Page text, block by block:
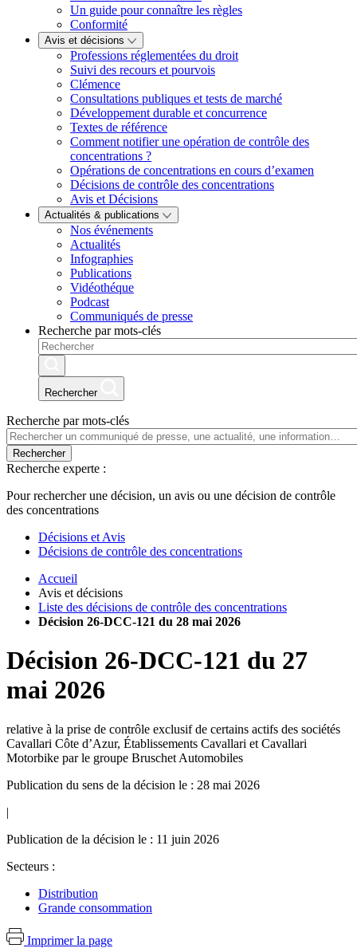
Un guide pour connaître les règles
Conformité
Avis et décisions
Professions réglementées du droit
Suivi des recours et pourvois
Clémence
Consultations publiques et tests de marché
Développement durable et concurrence
Textes de référence
Comment notifier une opération de contrôle des
concentrations ?
Opérations de concentrations en cours d’examen
Décisions de contrôle des concentrations
Avis et Décisions
Actualités & publications
Nos événements
Actualités
Infographies
Publications
Vidéothéque
Podcast
Communiqués de presse
Recherche par mots-clés
Rechercher
Recherche par mots-clés
Rechercher
Recherche experte :
Pour rechercher une décision, un avis ou une décision de contrôle
des concentrations
Décisions et Avis
Décisions de contrôle des concentrations
Accueil
Avis et décisions
Liste des décisions de contrôle des concentrations
Décision 26-DCC-121 du 28 mai 2026
Décision 26-DCC-121 du 27
mai 2026
relative à la prise de contrôle exclusif de certains actifs des sociétés
Cavallari Côte d’Azur, Établissements Cavallari et Cavallari
Motorbike par le groupe Bruschet Automobiles
Publication du sens de la décision le : 28 mai 2026
|
Publication de la décision le : 11 juin 2026
Secteurs :
Distribution
Grande consommation
Imprimer la page